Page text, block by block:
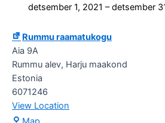
jõulud“detsember 1, 2021 –detsember
Rummu raamatukogu
Aia 9A
Rummu alev, Harju maakond
Estonia
6071246
View Location